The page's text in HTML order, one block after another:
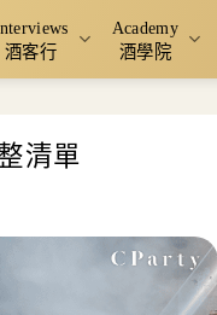
酒客行
Academy
酒學院
清單